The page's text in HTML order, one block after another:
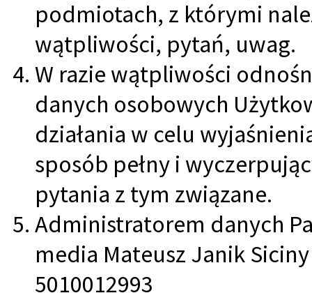
podmiotach, z którymi
wątpliwości, pytań, uwag.
W razie wątpliwości
danych osobowych
działania w celu
sposób pełny i
pytania z tym związane.
Administratorem danych
media Mateusz Janik Siciny
5010012993